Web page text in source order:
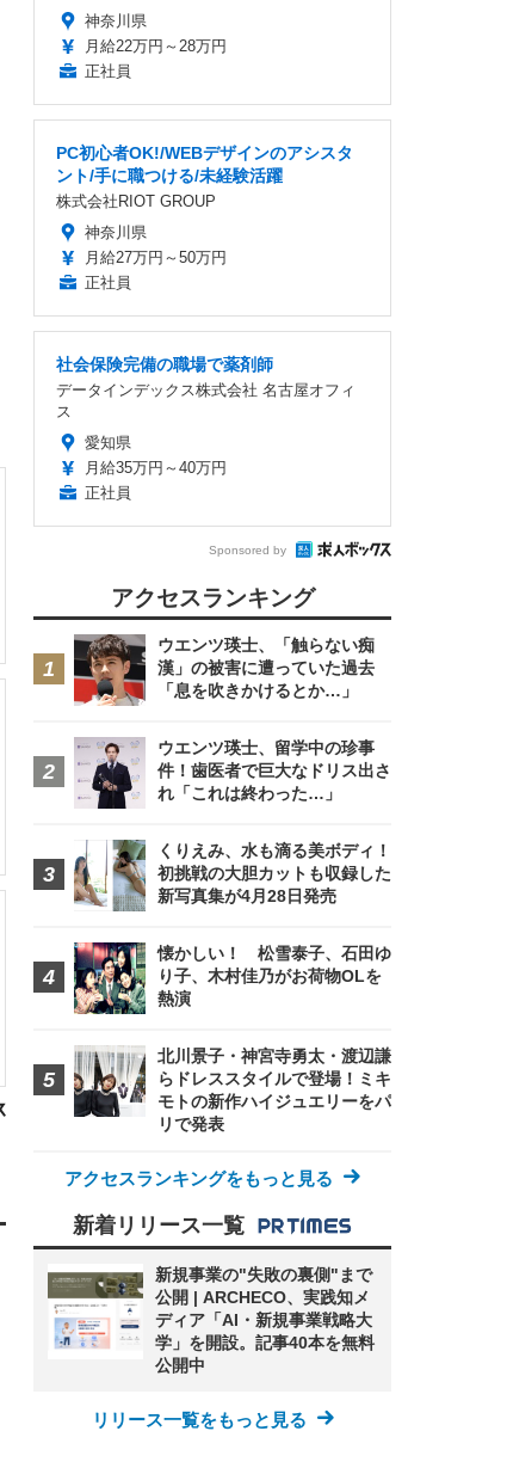
神奈川県
月給22万円～28万円
正社員
PC初心者OK!/WEBデザインのアシスタ
ント/手に職つける/未経験活躍
株式会社RIOT GROUP
神奈川県
月給27万円～50万円
正社員
社会保険完備の職場で薬剤師
データインデックス株式会社 名古屋オフィ
ス
愛知県
月給35万円～40万円
正社員
Sponsored by
アクセスランキング
ウエンツ瑛士、「触らない痴
漢」の被害に遭っていた過去
「息を吹きかけるとか…」
ウエンツ瑛士、留学中の珍事
件！歯医者で巨大なドリス出さ
れ「これは終わった…」
くりえみ、水も滴る美ボディ！
初挑戦の大胆カットも収録した
新写真集が4月28日発売
懐かしい！ 松雪泰子、石田ゆ
り子、木村佳乃がお荷物OLを
熱演
北川景子・神宮寺勇太・渡辺謙
らドレススタイルで登場！ミキ
モトの新作ハイジュエリーをパ
リで発表
アクセスランキングをもっと見る
新着リリース一覧
新規事業の"失敗の裏側"まで
公開 | ARCHECO、実践知メ
ディア「AI・新規事業戦略大
学」を開設。記事40本を無料
公開中
リリース一覧をもっと見る